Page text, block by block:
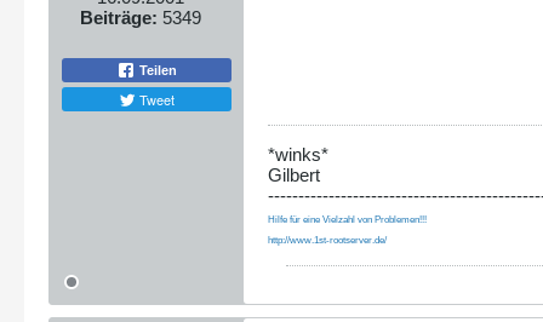
Beiträge: 5349
Teilen
Tweet
*winks*
Gilbert
Hilfe für eine Vielzahl von Problemen!!!
http://www.1st-rootserver.de/